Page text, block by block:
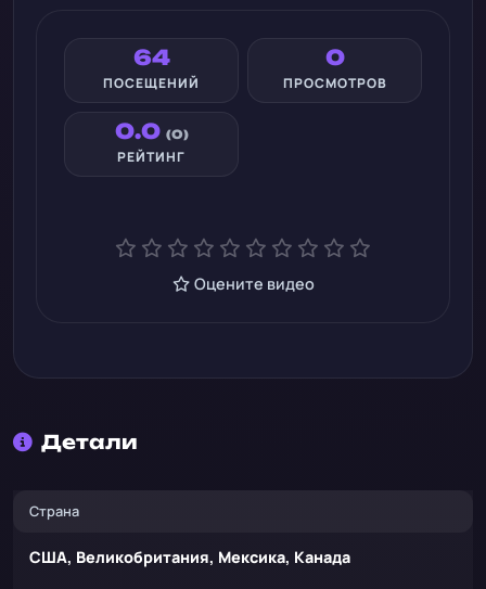
64
ПОСЕЩЕНИЙ
0
ПРОСМОТРОВ
0.0 (0)
РЕЙТИНГ
Оцените видео
Детали
Страна
США, Великобритания, Мексика, Канада